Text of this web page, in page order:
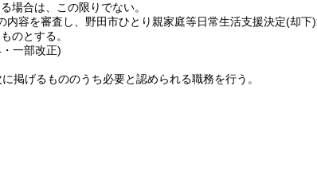
場合は、この限りでない。
内容を審査し、野田市ひとり親家庭等日常生活支援決定(却下)
のとする。
一部改正)
掲げるもののうち必要と認められる職務を行う。